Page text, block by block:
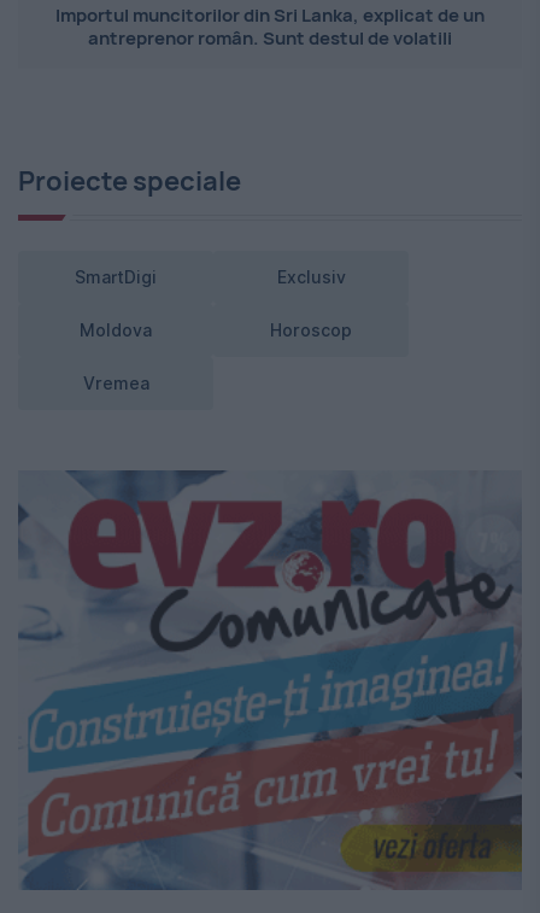
Importul muncitorilor din Sri Lanka, explicat de un
antreprenor român. Sunt destul de volatili
Proiecte speciale
SmartDigi Exclusiv
Moldova Horoscop
Vremea